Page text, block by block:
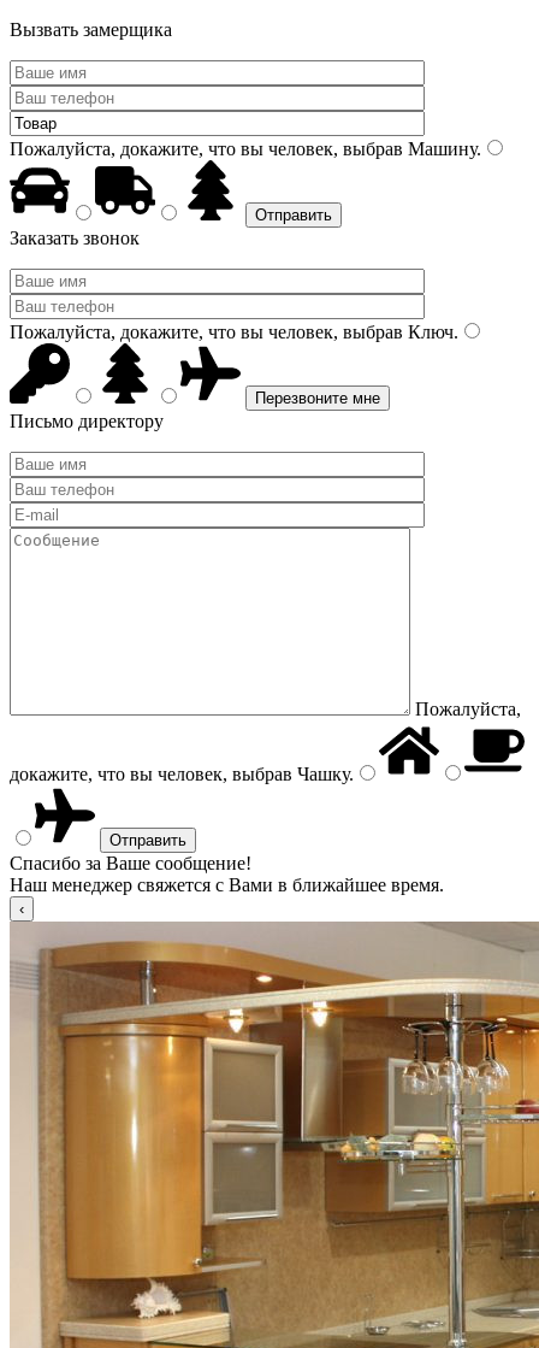
Вызвать замерщика
Пожалуйста, докажите, что вы человек, выбрав Машину.
Заказать звонок
Пожалуйста, докажите, что вы человек, выбрав Ключ.
Письмо директору
Пожалуйста,
докажите, что вы человек, выбрав Чашку.
Спасибо за Ваше сообщение!
Наш менеджер свяжется с Вами в ближайшее время.